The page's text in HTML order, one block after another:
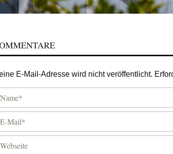
E-Mail-Adresse wird nicht veröffentlicht.